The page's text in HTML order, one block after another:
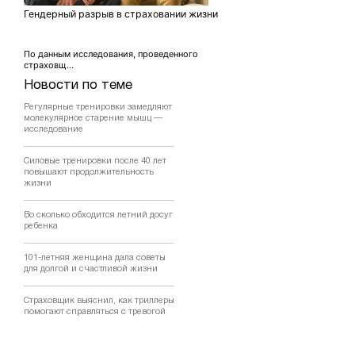
Новости по теме
Регулярные тренировки замедляют
молекулярное старение мышц —
исследование
Силовые тренировки после 40 лет
повышают продолжительность
жизни
Во сколько обходится летний досуг
ребенка
101-летняя женщина дала советы
для долгой и счастливой жизни
Страховщик выяснил, как триллеры
помогают справляться с тревогой
Гендерный разрыв в страховании жизни
По данным исследования, проведенного
страховщ...